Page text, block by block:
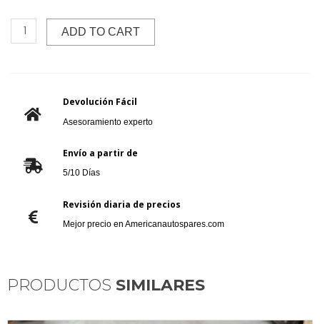
ADD TO CART
Devolución Fácil
Asesoramiento experto
Envío a partir de
5/10 Días
Revisión diaria de precios
Mejor precio en Americanautospares.com
PRODUCTOS SIMILARES